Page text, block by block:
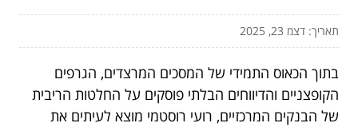
תאריך: דצמ 23, 2025
בתוך הכאוס התמידי של המסכים המרצדים, הגרפים
הקופצניים והדיווחים הבלתי פוסקים על החלטות הריבית
של הבנקים המרכזיים, רועי רוסטמי מוצא לעיתים את